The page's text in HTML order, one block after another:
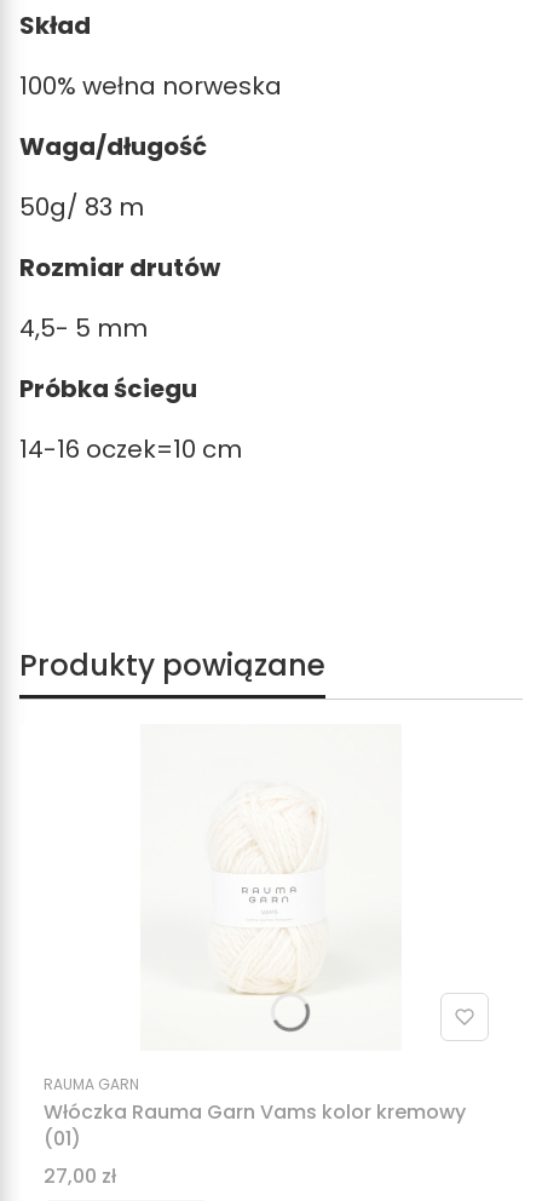
Skład
100% wełna norweska
Waga/długość
50g/ 83 m
Rozmiar drutów
4,5- 5 mm
Próbka ściegu
14-16 oczek=10 cm
Produkty powiązane
RAUMA GARN
Włóczka Rauma Garn Vams kolor kremowy
(01)
Cena
27,00 zł